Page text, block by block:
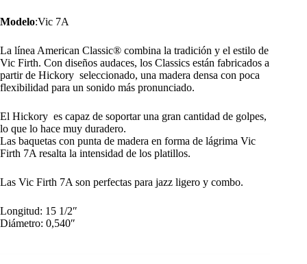
Modelo:Vic 7A
La línea American Classic® combina la tradición y el estilo de
Vic Firth. Con diseños audaces, los Classics están fabricados a
partir de Hickory seleccionado, una madera densa con poca
flexibilidad para un sonido más pronunciado.
El Hickory es capaz de soportar una gran cantidad de golpes,
lo que lo hace muy duradero.
Las baquetas con punta de madera en forma de lágrima Vic
Firth 7A resalta la intensidad de los platillos.
Las Vic Firth 7A son perfectas para jazz ligero y combo.
Longitud: 15 1/2″
Diámetro: 0,540″